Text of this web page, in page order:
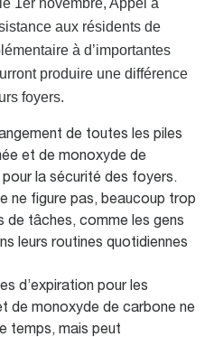
aux résidents de
à d’importantes
produire une différence
foyers.
de toutes les piles
et de monoxyde de
la sécurité des foyers.
ne figure pas, beaucoup trop
de tâches, comme les gens
leurs routines quotidiennes
d’expiration pour les
de monoxyde de carbone ne
temps, mais peut